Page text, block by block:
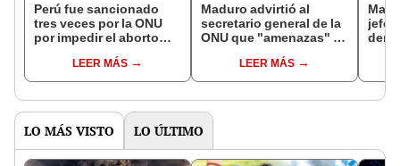
Perú fue sancionado
tres veces por la ONU
por impedir el aborto
casos de violación
LEER MÁS
Maduro advirtió al
secretario general de la
ONU que "amenazas" de
paz regional
LEER MÁS
jefe
LO MÁS VISTO LO ÚLTIMO